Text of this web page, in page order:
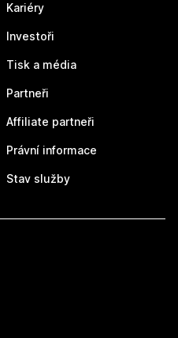
Kariéry
Investoři
Tisk a média
Partneři
Affiliate partneři
Právní informace
Stav služby